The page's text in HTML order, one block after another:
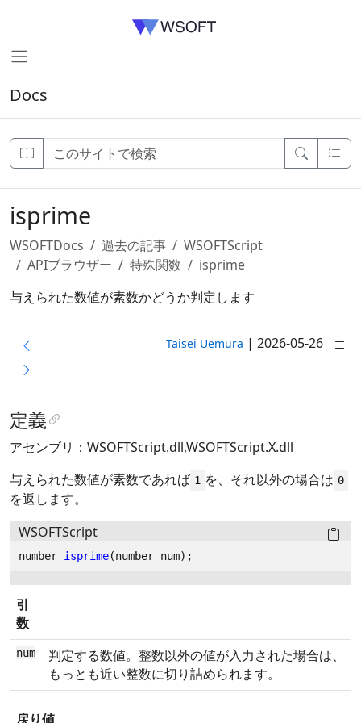
Docs
isprime
WSOFTDocs 過去の記事
WSOFTScript
APIブラウザー
特殊関数
isprime
与えられた数値が素数かどうか判定します
Taisei Uemura | 2026-05-26
定義
アセンブリ：WSOFTScript.dll,WSOFTScript.X.dll
与えられた数値が素数であれば 1 を、それ以外の場合は 0
を返します。
WSOFTScript
number isprime(number num);
引
数
num
判定する数値。整数以外の値が入力された場合は、
もっとも近い整数に切り詰められます。
戻り値